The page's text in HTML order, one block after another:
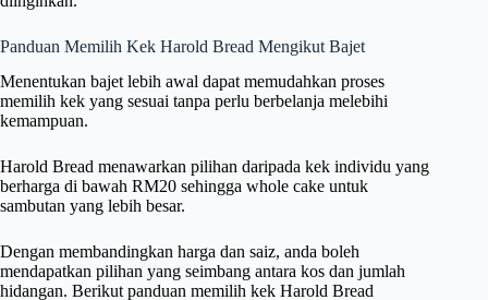
Panduan Memilih Kek Harold Bread Mengikut Bajet
Menentukan bajet lebih awal dapat memudahkan proses
memilih kek yang sesuai tanpa perlu berbelanja melebihi
kemampuan.
Harold Bread menawarkan pilihan daripada kek individu yang
berharga di bawah RM20 sehingga whole cake untuk
sambutan yang lebih besar.
Dengan membandingkan harga dan saiz, anda boleh
mendapatkan pilihan yang seimbang antara kos dan jumlah
hidangan. Berikut panduan memilih kek Harold Bread